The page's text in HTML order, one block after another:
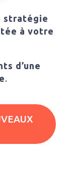
stratégie
à votre
d’une
.